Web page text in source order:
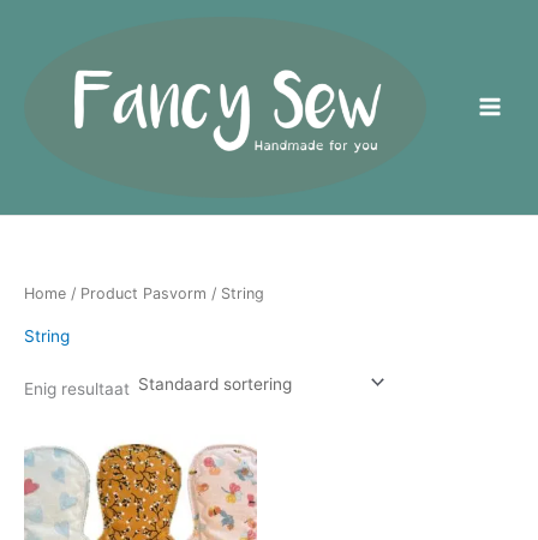
Home / Product Pasvorm / String
String
Enig resultaat